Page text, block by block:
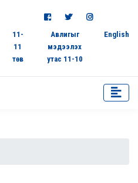
11-
11
төв
Авлигыг
мэдээлэх
утас 11-10
English